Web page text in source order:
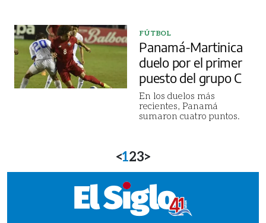
FÚTBOL
Panamá-Martinica
duelo por el primer
puesto del grupo C
En los duelos más
recientes, Panamá
sumaron cuatro puntos.
<123>